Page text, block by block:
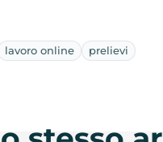
lavoro online prelievi